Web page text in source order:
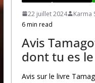
22 juillet 2024 Karma
6 min read
Avis
dont tu es
Avis sur le livre